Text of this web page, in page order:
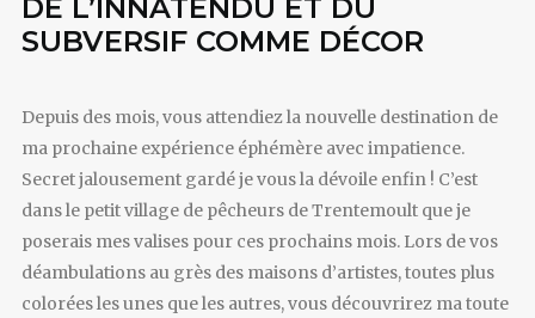
DE L’INNATENDU ET DU
SUBVERSIF COMME DÉCOR
Depuis des mois, vous attendiez la nouvelle destination de
ma prochaine expérience éphémère avec impatience.
Secret jalousement gardé je vous la dévoile enfin ! C’est
dans le petit village de pêcheurs de Trentemoult que je
poserais mes valises pour ces prochains mois. Lors de vos
déambulations au grès des maisons d’artistes, toutes plus
colorées les unes que les autres, vous découvrirez ma toute